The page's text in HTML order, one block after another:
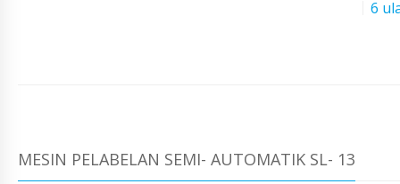
6
MESIN PELABELAN SEMI- AUTOMATIK SL- 13